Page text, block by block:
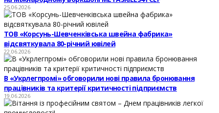
25.06.2026
ТОВ «Корсунь-Шевченківська швейна фабрика»
відсвяткувала 80-річний ювілей
22.06.2026
В «Укрлегпромі» обговорили нові правила бронювання
працівників та критерії критичності підприємств
19.06.2026